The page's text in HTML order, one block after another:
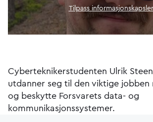
Tilpass informasjonskapsler
Cyberteknikerstudenten Ulrik
utdanner seg til den viktige jobben
og beskytte Forsvarets data- og
kommunikasjonssystemer.